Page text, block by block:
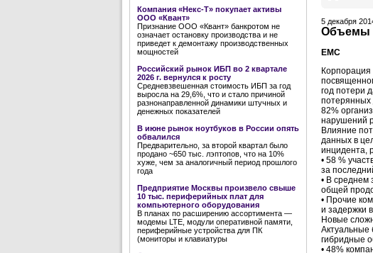
Компания «Некс-Т» покупает активы
ООО «Квант»
Признание ООО «Квант» банкротом не
означает остановку производства и не
приведет к демонтажу производственных
мощностей
Российский рынок ИБП во 2 квартале
2026 г. вернулся к росту
Средневзвешенная стоимость ИБП за год
выросла на 29,6%, что и стало причиной
разнонаправленной динамики штучных и
денежных показателей
В июне рынок ноутбуков в России опять
обвалился
Предварительно, за второй квартал было
продано ~650 тыс. лэптопов, что на 10%
хуже, чем за аналогичный период прошлого
года
Предприятие Москвы произвело свыше
10 тыс. периферийных плат для
компьютерного оборудования
В планах по расширению ассортимента —
модемы LTE, модули оперативной памяти,
периферийные устройства для ПК
(мониторы и клавиатуры
5 декабря
Объемы
ЕМС
Корпорация
год потери
потерянных
82%
нарушений
Влияние
данных в
инцидента,
• 58 %
за
• В среднем
общей
• Прочие
и задержки
Новые
Актуальные
гибридные
• 48%